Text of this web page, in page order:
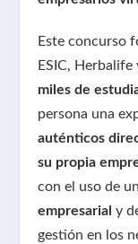
Este concurso
ESIC,
miles de
persona una
auténticos
su propia
con el uso de
empresarial y
gestión en los